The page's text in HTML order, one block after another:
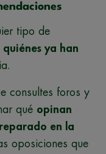
tipo de
ya han
consultes foros y
qué opinan
en la
oposiciones que